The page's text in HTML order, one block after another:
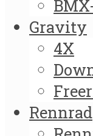
Gravity
4X
Rennrad